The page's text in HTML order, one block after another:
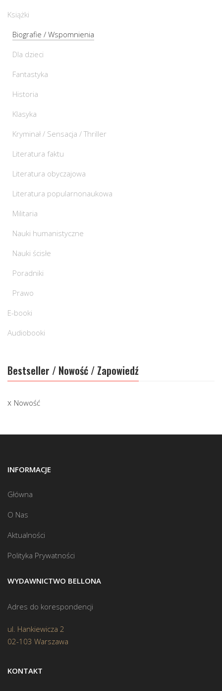
Książki
Biografie / Wspomnienia
Dla dzieci
Fantastyka
Historia
Klasyka
Kryminał / Sensacja / Thriller
Literatura faktu
Literatura obyczajowa
Literatura popularnonaukowa
Militaria
Nauki humanistyczne
Nauki ścisłe
Poradniki
Prawo
E-booki
Audiobooki
Bestseller / Nowość / Zapowiedź
Nowość
INFORMACJE
Główna
O Nas
Aktualności
Polityka Prywatności
WYDAWNICTWO BELLONA
Adres do korespondencji
ul. Hankiewicza 2
02-103 Warszawa
KONTAKT